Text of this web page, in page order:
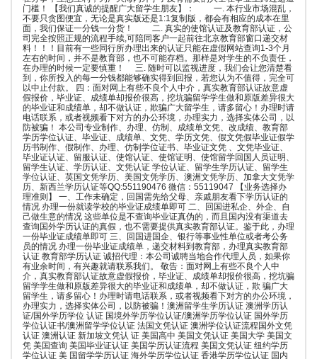
门槛！ 【我们真诚的提醒广大留学生朋友】： 一. 本行业市场混乱，
不要只贪图便宜，无论是真实版还是1:1复制版，都会有相应的成本在里
面，我们保证一分钱一分货！ 二. 真实的使馆认证及教育部认证，公
司完全按照正规的流程手续,可陪同客户一起前往北京教育部窗口递交材
料！！！目前有一些同行所办理出来的认证只能在虚假网站查询1-3个月
左右的时间，并不是教育部，也不可能存档。那样是对学生的不负责任，
在办理的时候一定要慎重！ 三. 随时可以监视进度，我们会让您清楚看
到，你所投入的每一分钱都能够确实得到回报，若您认为不值得，完全可
以中止付款。 四：面对网上有些不良个人中介，真实教育部认证故意虚
假报价，毕业证、成绩单却报价很高，挖坑骗留学学生做和原版差异很大
的毕业证和成绩单，却不做认证，欺骗广大留学生，请多留心！办理时请
电话联系，或者视频看下对方的办公环境，办理实力，选择实体公司，以
防被骗！ 本公司专业制作、办理、仿制、成绩单文凭、改成绩、教育部
学历学位认证、毕业证、成绩单、文凭、学历文凭、假文凭假毕业证假学
历书制作、假制作、办理、仿制学位证书、毕业证文凭 、文凭毕业证、
毕业证认证、留服认证、使馆认证、使馆证明、使馆留学回国人员证明、
留学生认证、学历认证、文凭认证 学位认证、留学生学历认证、留学生
学位认证、英国文凭学历、美国文凭学历、澳洲文凭学历、加拿大文凭学
历、新西兰学历认证等QQ:551190476 微信：55119047 【业务选择办
理准则】 一、工作未确定，回国需先给父母、亲戚朋友看下学历认证的
情况 办理一份就读学校的毕业证成绩单即可 二、回国进私企、外企、自
己做生意的情况 这些单位是不查询毕业证真伪的，而且国内没有渠道去
查询国外学历认证的真假，也不需要提供真实教育部认证。鉴于此，办理
一份毕业证成绩单即可 三、回国进国企、银行等事业性单位或者考公务
员的情况 办理一份毕业证成绩单，递交材料到教育部，办理真实教育部
认证 教育部学历认证 诚招代理：本公司诚聘当地合作代理人员，如果你
有业余时间，有兴趣就请联系我们。 敬告：面对网上有些不良个人中
介，真实教育部认证故意虚假报价，毕业证、成绩单却报价很高，挖坑骗
留学学生做和原版差异很大的毕业证和成绩单，却不做认证，欺 骗广大
留学生，请多留心！办理时请电话联系，或者视频看下对方的办公环境，
办理实力，选择实体公司，以防被骗！澳洲留学生学历认证 澳洲学历认
证/国外学历学位 认证 国境外学历学位认证/澳洲学历学位认证 国外学历
学位认证书/澳洲留学学位认证 法国文凭认证 澳洲学位认证流程国外文凭
认证 澳洲认证 新加坡文凭认 证 美国高中 美国文凭认证 美国大学 美国文
凭 美国查询 美国毕业证认证 美国学历认证流程 美国文凭认证 纽约学历
学位认证 美 国留学学历认证 海外学历学位认证 香港学历学位认证 国内